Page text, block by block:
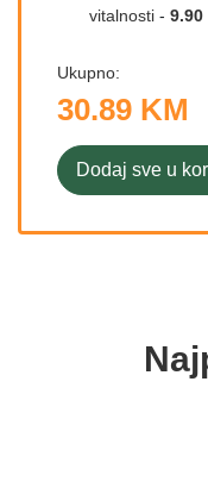
vitalnosti - 9.90
Ukupno:
30.89 KM
Dodaj sve u